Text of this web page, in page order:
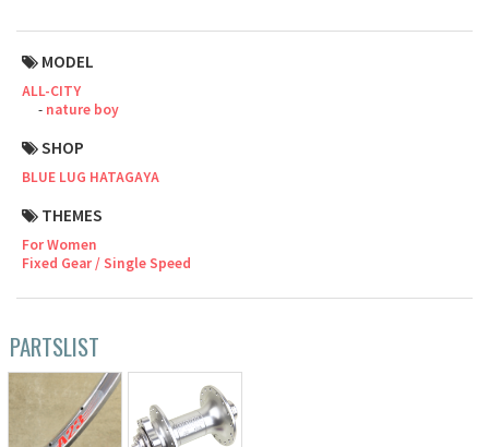
MODEL
ALL-CITY
nature boy
SHOP
BLUE LUG HATAGAYA
THEMES
For Women
Fixed Gear / Single Speed
PARTSLIST
RIVENDELL BICYCLE WORKS
VELO ORANGE